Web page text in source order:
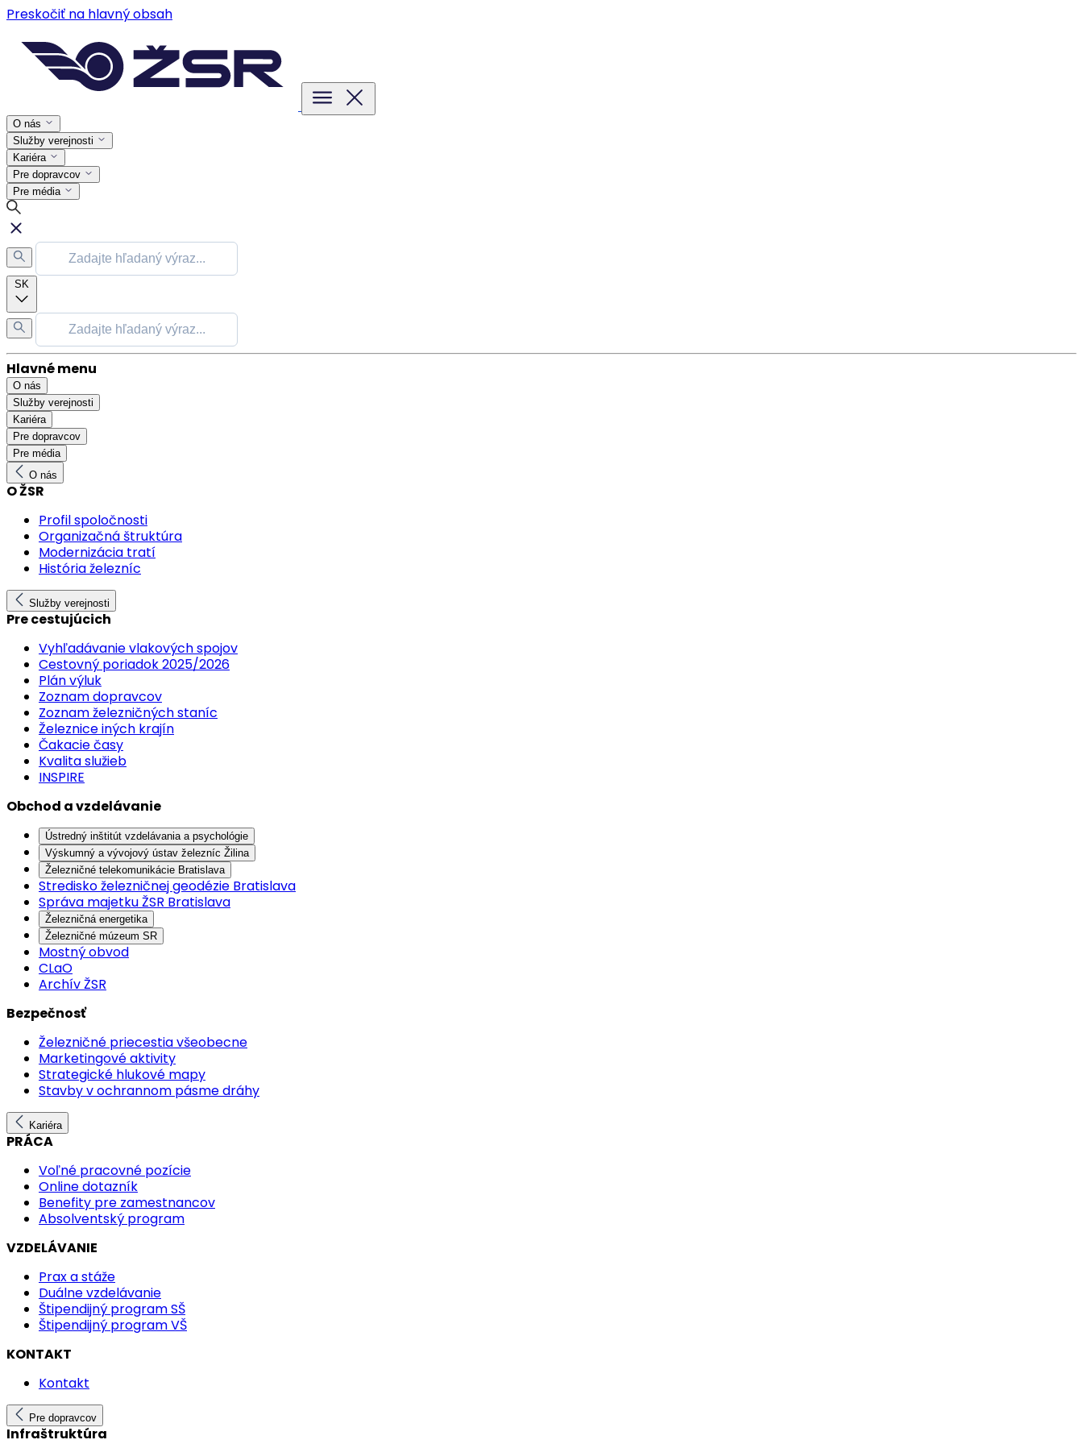
Preskočiť na hlavný obsah
O nás
Služby verejnosti
Kariéra
Pre dopravcov
Pre média
SK
Hlavné menu
O nás
Služby verejnosti
Kariéra
Pre dopravcov
Pre média
O nás
O ŽSR
Profil spoločnosti
Organizačná štruktúra
Modernizácia tratí
História železníc
Služby verejnosti
Pre cestujúcich
Vyhľadávanie vlakových spojov
Cestovný poriadok 2025/2026
Plán výluk
Zoznam dopravcov
Zoznam železničných staníc
Železnice iných krajín
Čakacie časy
Kvalita služieb
INSPIRE
Obchod a vzdelávanie
Ústredný inštitút vzdelávania a psychológie
Výskumný a vývojový ústav železníc Žilina
Železničné telekomunikácie Bratislava
Stredisko železničnej geodézie Bratislava
Správa majetku ŽSR Bratislava
Železničná energetika
Železničné múzeum SR
Mostný obvod
CLaO
Archív ŽSR
Bezpečnosť
Železničné priecestia všeobecne
Marketingové aktivity
Strategické hlukové mapy
Stavby v ochrannom pásme dráhy
Kariéra
PRÁCA
Voľné pracovné pozície
Online dotazník
Benefity pre zamestnancov
Absolventský program
VZDELÁVANIE
Prax a stáže
Duálne vzdelávanie
Štipendijný program SŠ
Štipendijný program VŠ
KONTAKT
Kontakt
Pre dopravcov
Infraštruktúra